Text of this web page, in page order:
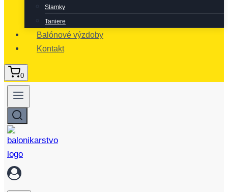
Slamky
Taniere
Balónové výzdoby
Kontakt
0